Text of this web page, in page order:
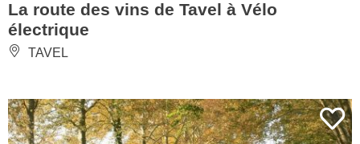
La route des vins de Tavel à Vélo
électrique
TAVEL